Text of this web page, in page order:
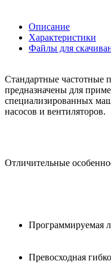
Описание
Характеристики
Файлы для
Стандартные частотные
предназначены для
специализированных
насосов и вентиляторов.
Отличительные
Программируемая
Превосходная